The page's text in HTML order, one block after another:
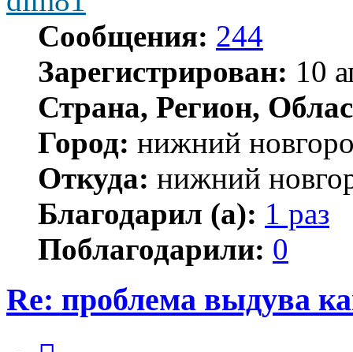
Сообщения: 244
Зарегистрирован: 10
Страна, Регион,
Город: нижний
Откуда: нижний
Благодарил (а): 1 раз
Поблагодарили: 0
Re: проблема выдува